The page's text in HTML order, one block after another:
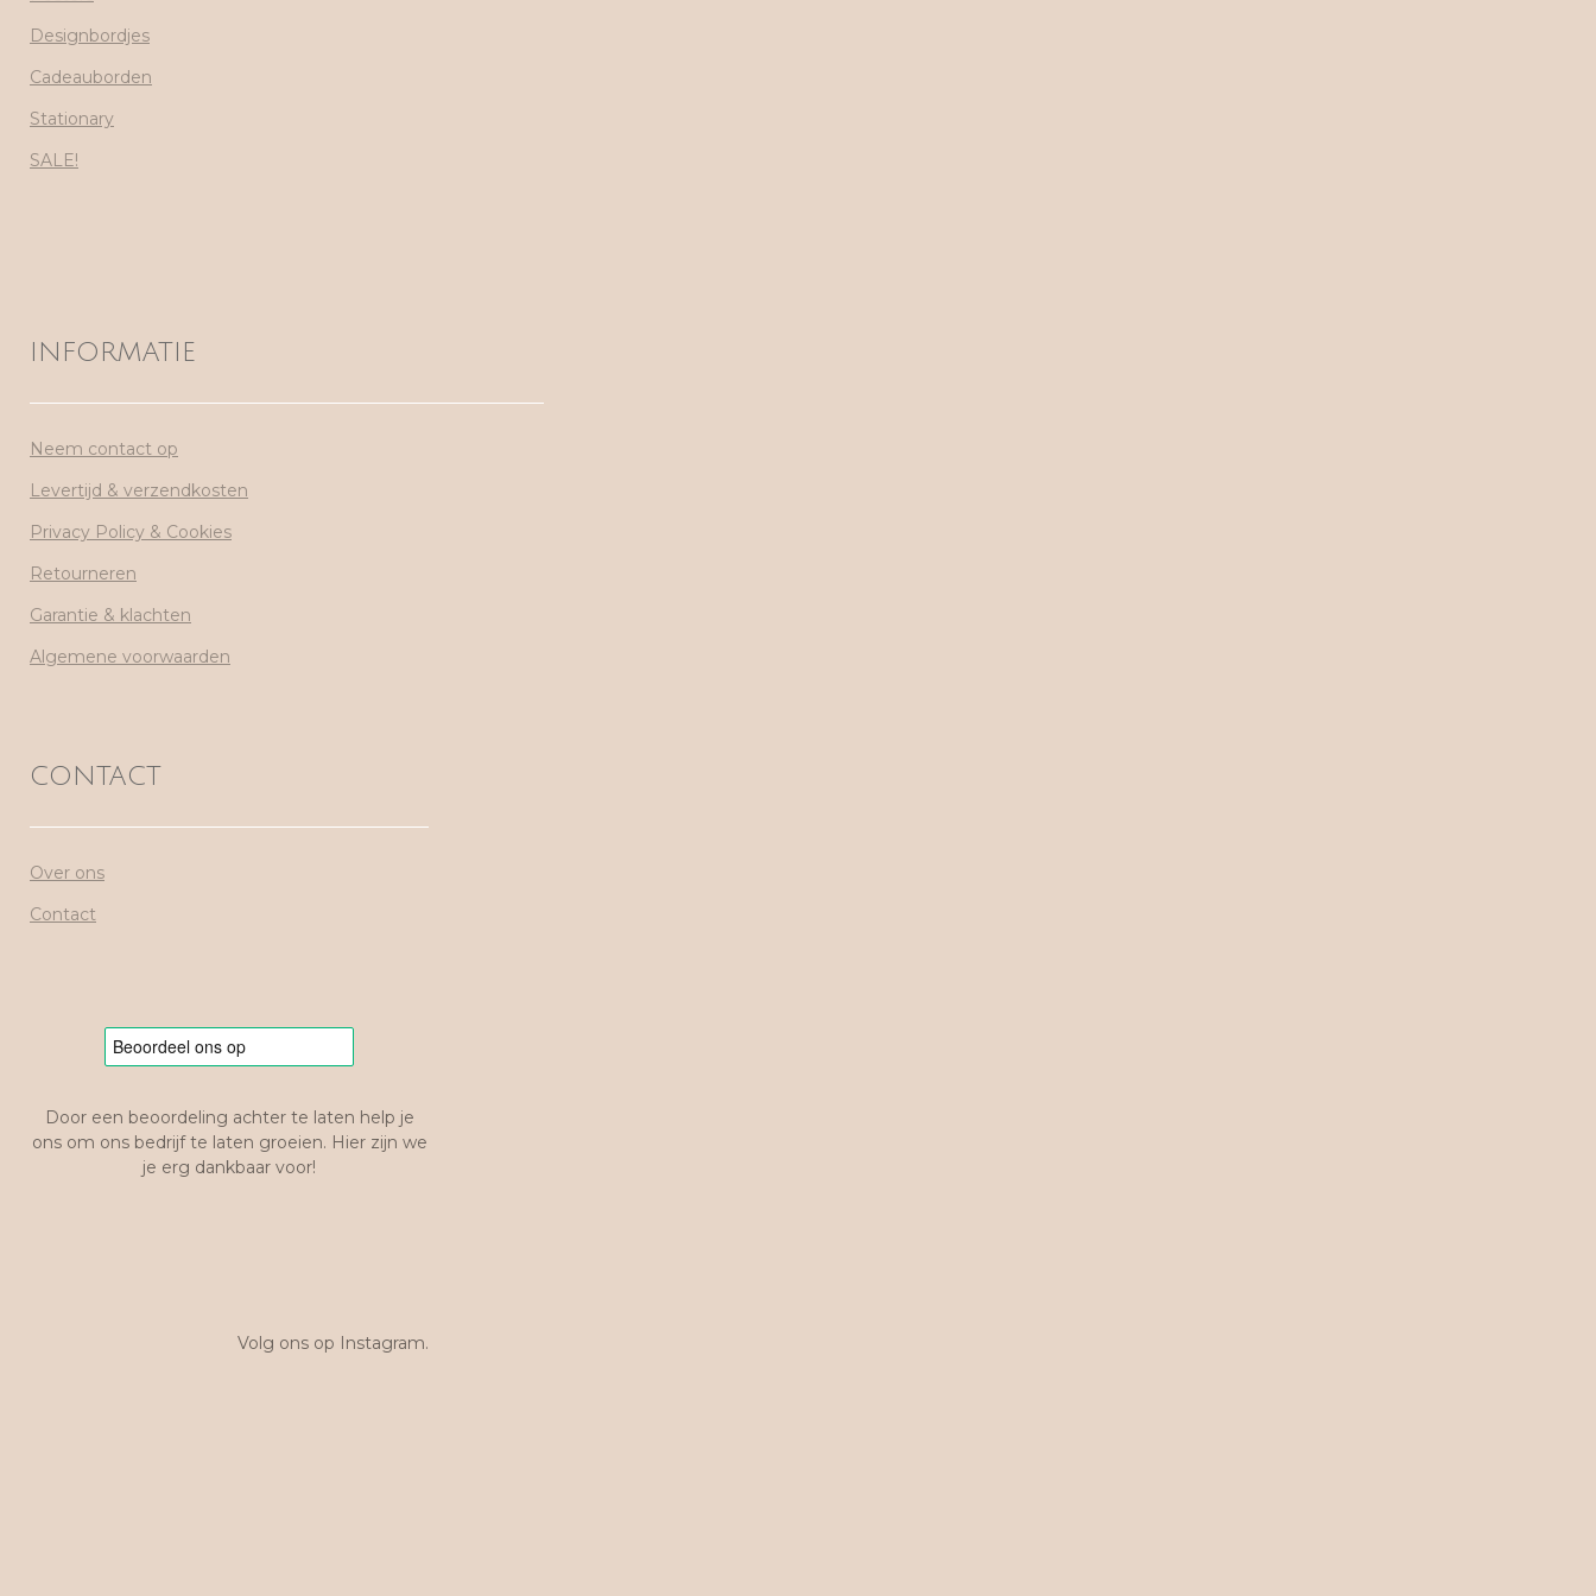
Designbordjes
Cadeauborden
Stationary
SALE!
INFORMATIE
Neem contact op
Levertijd & verzendkosten
Privacy Policy & Cookies
Retourneren
Garantie & klachten
Algemene voorwaarden
CONTACT
Over ons
Contact
Door een beoordeling achter te laten help je
ons om ons bedrijf te laten groeien. Hier zijn we
je erg dankbaar voor!
Volg ons op Instagram.